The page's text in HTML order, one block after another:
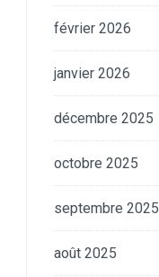
février 2026
janvier 2026
décembre 2025
octobre 2025
septembre 2025
août 2025